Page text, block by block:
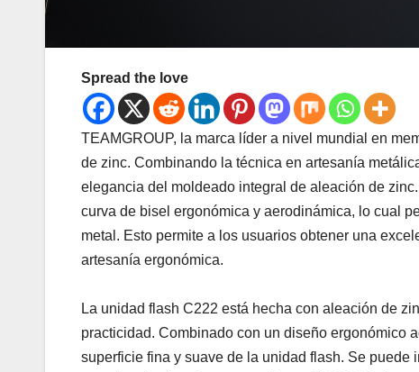
Spread the love
TEAMGROUP, la marca líder a nivel mundial en
de zinc. Combinando la técnica en artesanía
elegancia del moldeado integral de aleación de
curva de bisel ergonómica y aerodinámica, lo cual
metal. Esto permite a los usuarios obtener una
artesanía ergonómica.
La unidad flash C222 está hecha con aleación de
practicidad. Combinado con un diseño ergonómico
superficie fina y suave de la unidad flash. Se